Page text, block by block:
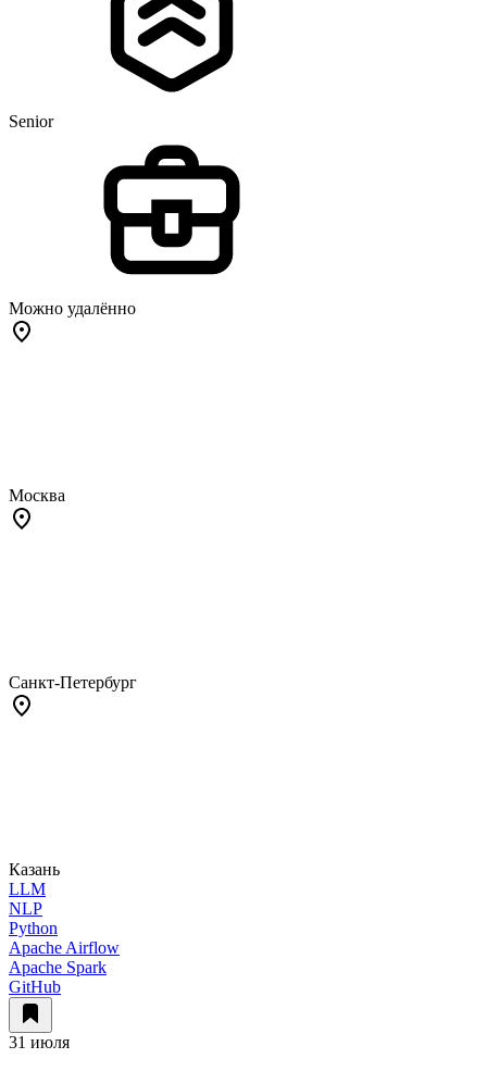
Senior
Можно удалённо
Москва
Санкт-Петербург
Казань
LLM
NLP
Python
Apache Airflow
Apache Spark
GitHub
31 июля